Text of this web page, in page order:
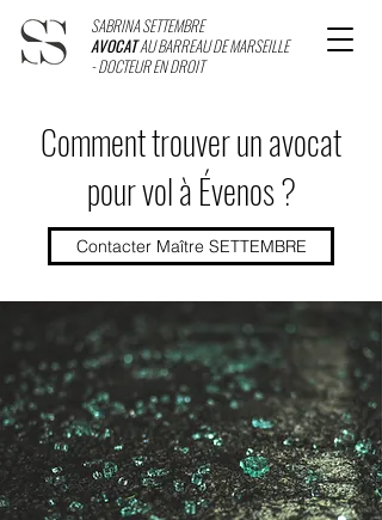
SABRINA SETTEMBRE
AVOCATAU BARREAU DE MARSEILLE
- DOCTEUR EN DROIT
Comment trouver un avocat
pour vol à Évenos ?
Contacter Maître SETTEMBRE